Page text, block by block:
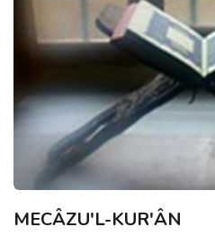
MECÂZU'L-KUR'ÂN